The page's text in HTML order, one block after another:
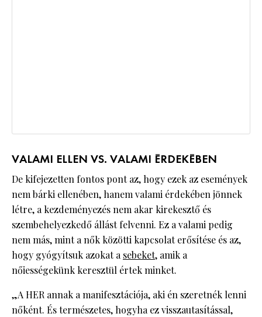
VALAMI ELLEN VS. VALAMI ÉRDEKÉBEN
De kifejezetten fontos pont az, hogy ezek az események
nem bárki ellenében, hanem valami érdekében jönnek
létre, a kezdeményezés nem akar kirekesztő és
szembehelyezkedő állást felvenni. Ez a valami pedig
nem más, mint a nők közötti kapcsolat erősítése és az,
hogy gyógyítsuk azokat asebeket, amik a
nőiességekünk keresztül értek minket.
„A HER annak a manifesztációja, aki én szeretnék lenni
nőként. És természetes, hogyha ez visszautasítással,